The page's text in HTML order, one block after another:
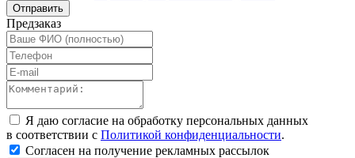
Отправить
Предзаказ
Я даю согласие на обработку персональных данных
в соответствии с Политикой конфиденциальности.
Согласен на получение рекламных рассылок